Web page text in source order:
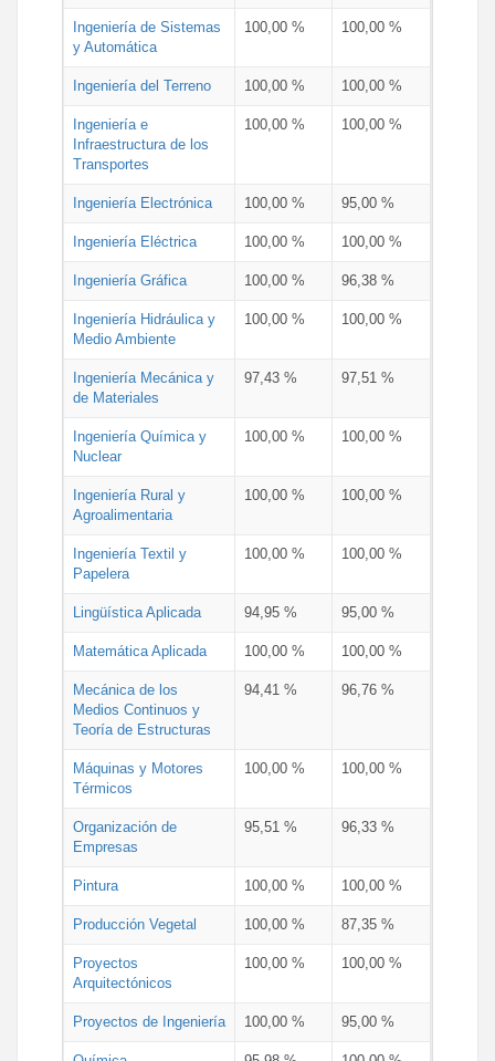
Ingeniería de Sistemas
y Automática
100,00 % 100,00 %
Ingeniería del Terreno 100,00 % 100,00 %
Ingeniería e
Infraestructura de los
Transportes
100,00 % 100,00 %
Ingeniería Electrónica 100,00 % 95,00 %
Ingeniería Eléctrica 100,00 % 100,00 %
Ingeniería Gráfica 100,00 % 96,38 %
Ingeniería Hidráulica y
Medio Ambiente
100,00 % 100,00 %
Ingeniería Mecánica y
de Materiales
97,43 % 97,51 %
Ingeniería Química y
Nuclear
100,00 % 100,00 %
Ingeniería Rural y
Agroalimentaria
100,00 % 100,00 %
Ingeniería Textil y
Papelera
100,00 % 100,00 %
Lingüística Aplicada 94,95 % 95,00 %
Matemática Aplicada 100,00 % 100,00 %
Mecánica de los
Medios Continuos y
Teoría de Estructuras
94,41 % 96,76 %
Máquinas y Motores
Térmicos
100,00 % 100,00 %
Organización de
Empresas
95,51 % 96,33 %
Pintura 100,00 % 100,00 %
Producción Vegetal 100,00 % 87,35 %
Proyectos
Arquitectónicos
100,00 % 100,00 %
Proyectos de Ingeniería 100,00 % 95,00 %